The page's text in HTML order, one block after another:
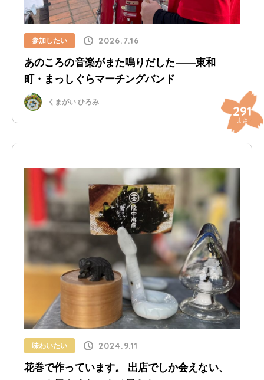
291
まき
参加したい 2026.7.16
あのころの音楽がまた鳴りだした――東和
町・まっしぐらマーチングバンド
くまがい ひろみ
味わいたい 2024.9.11
花巻で作っています。 出店でしか会えない、